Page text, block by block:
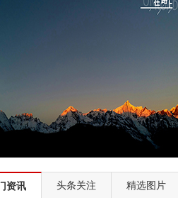
第二届“彩云杯”网评大赛
代楷模”朱有勇
资讯 头条关注 精选图片